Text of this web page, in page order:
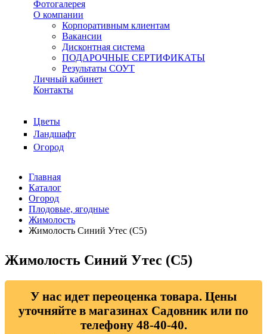
Фотогалерея
О компании
Корпоративным клиентам
Вакансии
Дисконтная система
ПОДАРОЧНЫЕ СЕРТИФИКАТЫ
Результаты СОУТ
Личный кабинет
Контакты
Цветы
Ландшафт
Огород
Главная
Каталог
Огород
Плодовые, ягодные
Жимолость
Жимолость Синий Утес (С5)
Жимолость Синий Утес (С5)
У нас идет переоценка товара. Цены
уточняйте в магазинах Садовник или по
телефону 48-40-40.